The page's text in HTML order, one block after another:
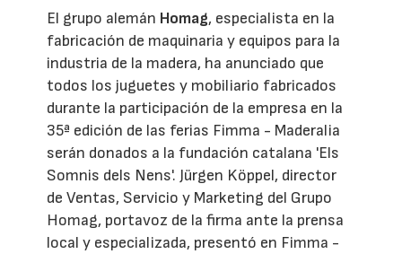
El grupo alemán Homag, especialista en la
fabricación de maquinaria y equipos para la
industria de la madera, ha anunciado que
todos los juguetes y mobiliario fabricados
durante la participación de la empresa en la
35ª edición de las ferias Fimma - Maderalia
serán donados a la fundación catalana 'Els
Somnis dels Nens'. Jürgen Köppel, director
de Ventas, Servicio y Marketing del Grupo
Homag, portavoz de la firma ante la prensa
local y especializada, presentó en Fimma -